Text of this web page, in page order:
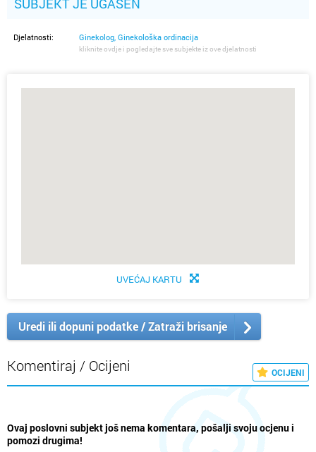
SUBJEKT JE UGAŠEN
Djelatnosti: Ginekolog, Ginekološka ordinacija
kliknite ovdje i pogledajte sve subjekte iz ove djelatnosti
UVEĆAJ KARTU
Uredi ili dopuni podatke / Zatraži brisanje
Komentiraj / Ocijeni OCIJENI
Ovaj poslovni subjekt još nema komentara, pošalji svoju ocjenu i
pomozi drugima!